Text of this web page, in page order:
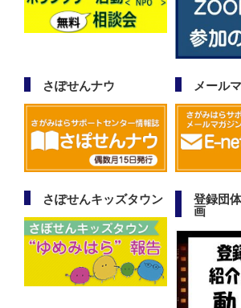
さぽせんナウ メール
さぽせんキッズタウン
登録団
画